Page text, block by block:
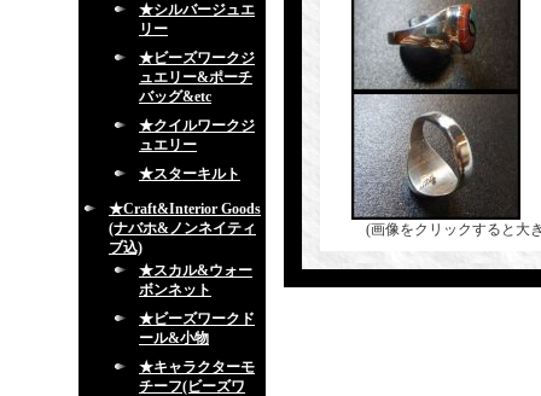
★シルバージュエ
リー
★ビーズワークジ
ュエリー&ポーチ
バッグ&etc
★クイルワークジ
ュエリー
★スターキルト
★Craft&Interior Goods
(ナバホ&ノンネイティ
ブ込)
★スカル&ウォー
ボンネット
★ビーズワークド
ール&小物
★キャラクターモ
チーフ(ビーズワ
(画像をクリックすると大